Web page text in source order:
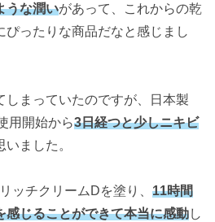
うな潤いがあって、これからの乾
ぴったりな商品だなと感じまし
しまっていたのですが、日本製
用開始から3日経つと少しニキビ
いました。
ッチクリームDを塗り、 11時間
感じることができて本当に感動し